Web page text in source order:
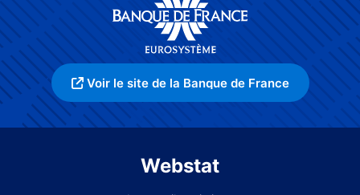
Voir le site de la Banque de France
Webstat